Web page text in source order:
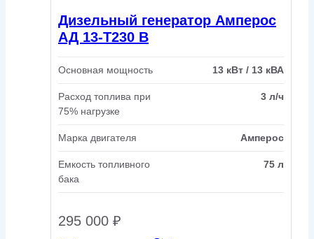
Дизельный генератор Амперос
АД 13-Т230 B
Основная мощность 13 кВт / 13 кВА
Расход топлива при
75% нагрузке
3 л/ч
Марка двигателя Амперос
Емкость топливного
бака
75 л
295 000 ₽